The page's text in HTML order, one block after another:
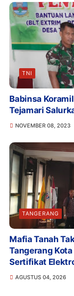
TNI
Babinsa
Tejamari
NOVEMBER 08, 2023
TANGERANG
Mafia Tanah
Tangerang
Sertifikat
AGUSTUS 04, 2026